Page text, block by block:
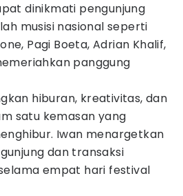
dinikmati pengunjung
musisi nasional seperti
Pagi Boeta, Adrian Khalif,
panggung
hiburan, kreativitas, dan
satu kemasan yang
Iwan menargetkan
dan transaksi
empat hari festival